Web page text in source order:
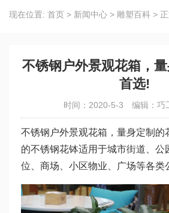
现在位置: 首页 > 新闻中心 > 雕塑百科 >
不锈钢户外景观花箱，
首选!
时间：2020-5-3 编辑：巧
不锈钢户外景观花箱，量身定制的
的不锈钢花钵适用于城市街道、公
位、商场、小区物业、广场等各类